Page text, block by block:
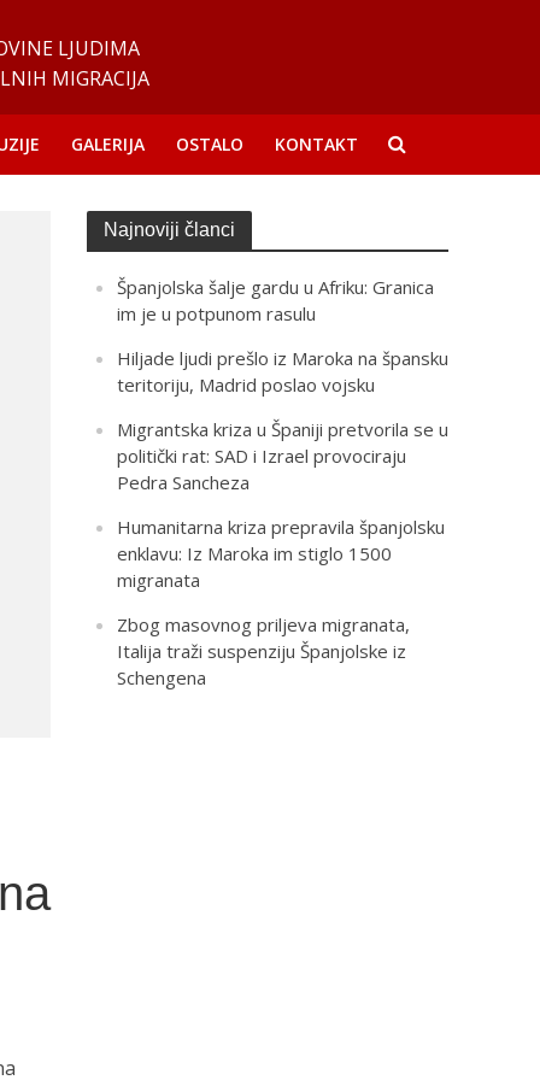
LJUDIMA
MIGRACIJA
GALERIJA OSTALO KONTAKT
Najnoviji članci
Španjolska šalje gardu u Afriku: Granica
im je u potpunom rasulu
Hiljade ljudi prešlo iz Maroka na špansku
teritoriju, Madrid poslao vojsku
Migrantska kriza u Španiji pretvorila se u
politički rat: SAD i Izrael provociraju
Pedra Sancheza
Humanitarna kriza prepravila španjolsku
enklavu: Iz Maroka im stiglo 1500
migranata
Zbog masovnog priljeva migranata,
Italija traži suspenziju Španjolske iz
Schengena